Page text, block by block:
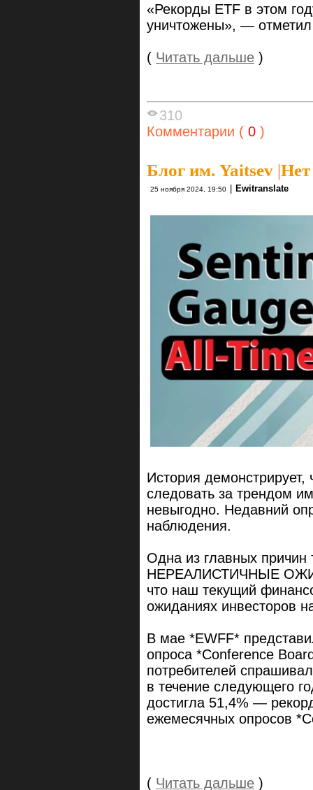
«Рекорды ETF в этом
уничтожены», —
( Читать дальше )
310
Комментарии ( 0 )
Блог им. Yaitsev |
25 ноября 2024, 19:50 | Ewitranslate
История
следовать за трендом
невыгодно. Недавний
наблюдения.
Одна из главных
НЕРЕАЛИСТИЧНЫЕ
что наш текущий
ожиданиях инвесторов
В мае *EWFF*
опроса *Conference
потребителей
в течение следующего
достигла 51,4% —
ежемесячных опросов
( Читать дальше )